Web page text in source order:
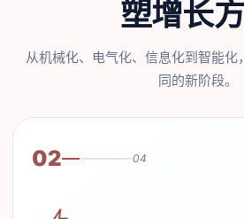
塑增长
从机械化、电气化、信息化到智能化
同的新阶段。
03 04